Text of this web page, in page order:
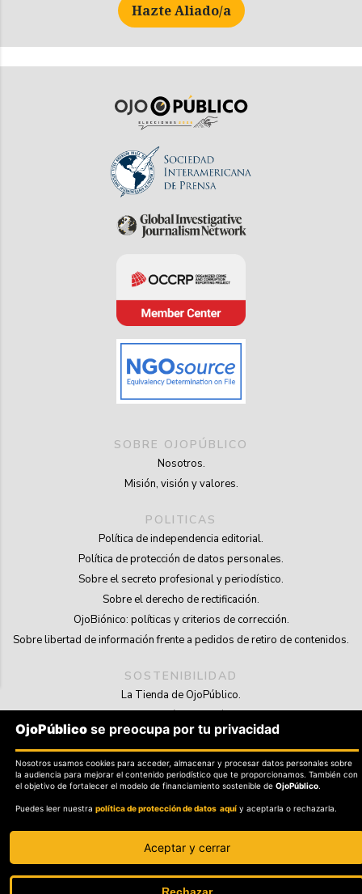
Hazte Aliado/a
SOBRE OJOPÚBLICO
Nosotros.
Misión, visión y valores.
POLITICAS
Política de independencia editorial.
Política de protección de datos personales.
Sobre el secreto profesional y periodístico.
Sobre el derecho de rectificación.
OjoBiónico: políticas y criterios de corrección.
Sobre libertad de información frente a pedidos de retiro de contenidos.
SOSTENIBILIDAD
La Tienda de OjoPúblico.
Membresía Aliados/as.
OjoLab.
Todos los derechos reservados ©2026OjoPublico.
OjoPúblicose preocupa por tu privacidad
Nosotros usamos cookies para acceder, almacenar y procesar datos personales sobre
la audiencia para mejorar el contenido periodístico que te proporcionamos. También con
el objetivo de fortalecer el modelo de financiamiento sostenible de OjoPúblico.
Puedes leer nuestra política de protección de datos aquíy aceptarla o rechazarla.
Aceptar y cerrar